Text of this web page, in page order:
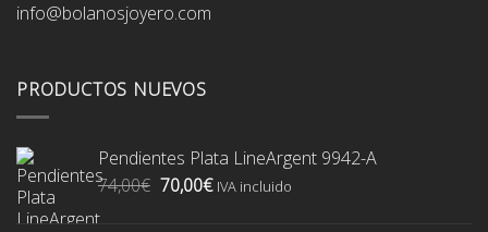
info@bolanosjoyero.com
PRODUCTOS NUEVOS
Pendientes Plata LineArgent 9942-A
74,00€ El
70,00€ElIVA incluido